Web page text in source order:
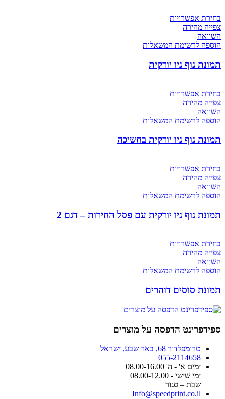
בחירת אפשרויות
צפייה מהירה
השוואה
הוספה לרשימת המשאלות
תמונת נוף ניו יורקית
בחירת אפשרויות
צפייה מהירה
השוואה
הוספה לרשימת המשאלות
תמונת נוף ניו יורקית בחשיכה
בחירת אפשרויות
צפייה מהירה
השוואה
הוספה לרשימת המשאלות
תמונת נוף ניו יורקית עם פסל החירות – דגם 2
בחירת אפשרויות
צפייה מהירה
השוואה
הוספה לרשימת המשאלות
תמונת סוסים דוהרים
ספידפרינט הדפסה על מוצרים
טרומפלדור 68, באר שבע, ישראל
055-2114658
ימים א' - ה' 08.00-16.00
ימי שישי - 08.00-12.00
שבת – סגור
Info@speedprint.co.il